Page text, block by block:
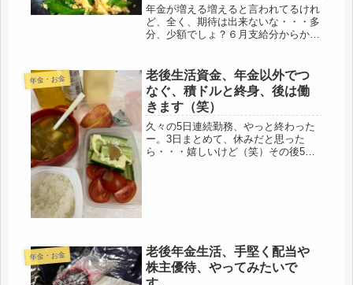
年金が増える増えると言われてるけれ
ど、全く、期待は出来ないな・・・多
分、少額でしょ？６月支給分からか
成り立たないとのことで、厚生年金か
ら国民年金に財源を移すと言う事。国
民年...
年金・お金
老後生活資金、年金以外でつ
なぐ、積ドルと終身、後は働
きます（笑）
久々の5日連続勤務、やっと終わった
ー。3日まとめて、休みだと思った
ら・・・嬉しいけど（笑）その後5日
年金・お金
老後年金生活、手堅く配当や
株主優待、やってみたいで